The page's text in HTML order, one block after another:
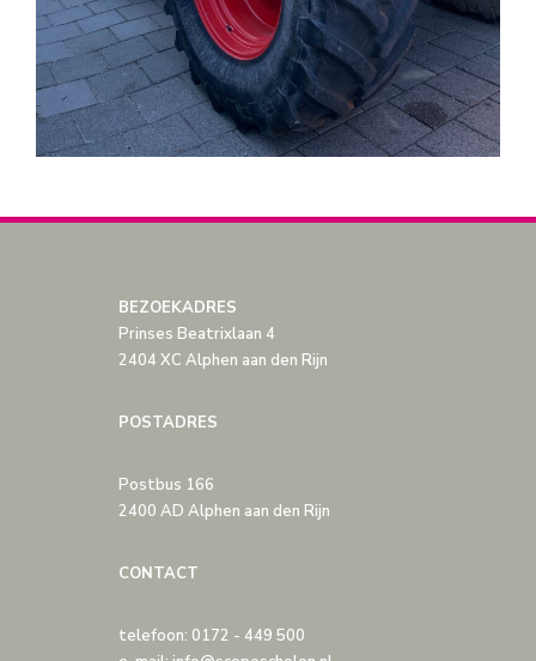
BEZOEKADRES
Prinses Beatrixlaan 4
2404 XC Alphen aan den Rijn
POSTADRES
Postbus 166
2400 AD Alphen aan den Rijn
CONTACT
telefoon: 0172 - 449 500